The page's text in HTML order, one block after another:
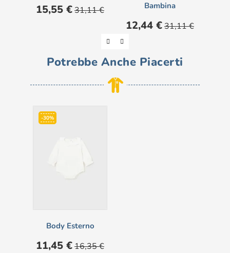
Prezzo
15,55 € Prezzo
base
31,11 €
Bambina
Prezzo
12,44 € Prezzo
base
31,11 €
Potrebbe Anche Piacerti
-30%
Body Esterno
Prezzo
11,45 € Prezzo
16,35 €